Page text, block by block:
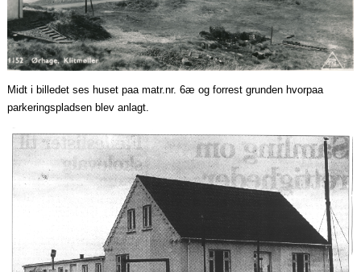
Midt i billedet ses husetpaa matr.nr. 6æ og forrest grundenhvorpaa
parkeringspladsen blev anlagt.